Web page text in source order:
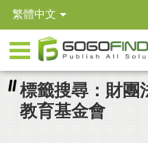
繁體中文
標籤搜尋：財團
教育基金會